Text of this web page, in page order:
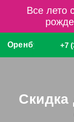
Все лето
Оренбург +7
Скидка